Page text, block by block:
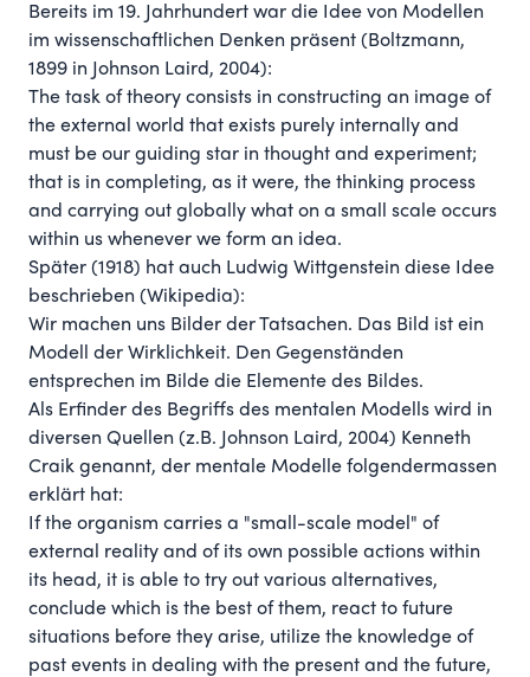
Bereits im 19. Jahrhundert war die Idee von Modellen
im wissenschaftlichen Denken präsent (Boltzmann,
1899 in
Johnson Laird, 2004):
The task of theory consists in constructing an image of
the external world that exists purely internally and
must be our guiding star in thought and experiment;
that is in completing, as it were, the thinking process
and carrying out globally what on a small scale occurs
within us whenever we form an idea.
Später (1918) hat auch Ludwig Wittgenstein diese Idee
beschrieben (Wikipedia):
Wir machen uns Bilder der Tatsachen. Das Bild ist ein
Modell der Wirklichkeit. Den Gegenständen
entsprechen im Bilde die Elemente des Bildes.
Als Erfinder des Begriffs des mentalen Modells wird in
diversen Quellen (z.B.
Johnson Laird, 2004) Kenneth
Craik genannt, der mentale Modelle folgendermassen
erklärt hat:
If the organism carries a "small-scale model" of
external reality and of its own possible actions within
its head, it is able to try out various alternatives,
conclude which is the best of them, react to future
situations before they arise, utilize the knowledge of
past events in dealing with the present and the future,